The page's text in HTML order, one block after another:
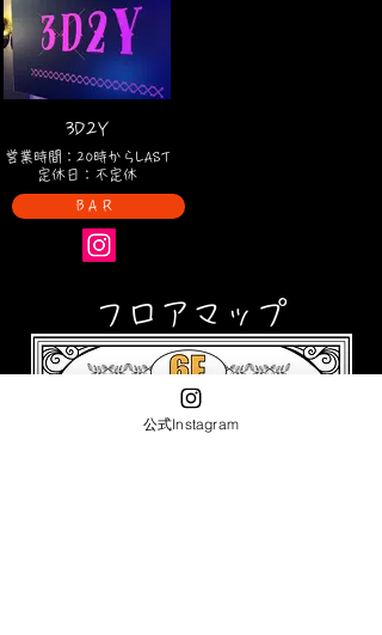
3D2Y
営業時間：20時からLAST
定休日：不定休
BAR
​フロアマップ
公式Instagram